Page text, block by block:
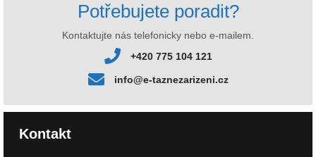
Potřebujete poradit?
Kontaktujte nás telefonicky nebo e-mailem.
+420 775 104 121
info@e-taznezarizeni.cz
Kontakt